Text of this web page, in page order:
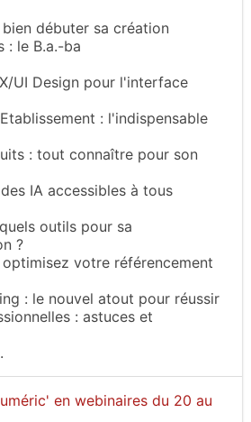
débuter sa création
: le B.a.-ba
UI Design pour l'interface
: l'indispensable
: tout connaître pour son
IA accessibles à tous
outils pour sa
?
votre référencement
: le nouvel atout pour réussir
: astuces et
en webinaires du 20 au